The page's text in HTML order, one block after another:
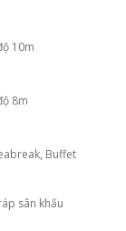
10m
8m
Buffet
sân khấu